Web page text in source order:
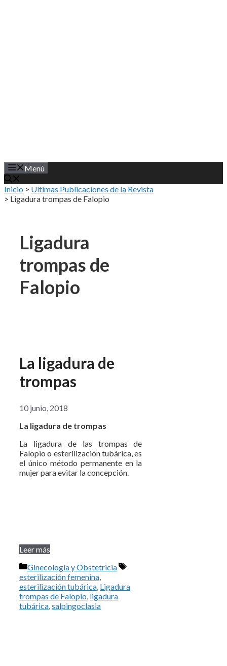
Menú
Inicio > Ultimas Publicaciones de la Revista
> Ligadura trompas de Falopio
Ligadura
trompas de
Falopio
La ligadura de
trompas
10 junio, 2018
La ligadura de trompas
La ligadura de las trompas de
Falopio o esterilización tubárica, es
el único método permanente en la
mujer para evitar la concepción.
Leer más
Categorías
Ginecología y Obstetricia
Etiquetas
esterilización femenina,
esterilización tubárica, Ligadura
trompas de Falopio, ligadura
tubárica,salpingoclasia